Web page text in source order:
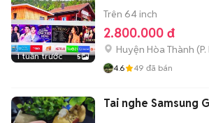
1 tuần trước 5
Trên 64 inch
2.800.000 đ
Huyện Hòa Thành (
4.6 49 đã bán
Tai nghe Samsung